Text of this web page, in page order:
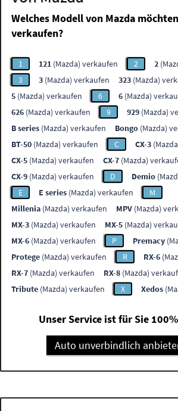
Welches Modell von Mazda
verkaufen?
1 121 (Mazda) verkaufen 2 2
3
3 (Mazda) verkaufen 323 (Mazda)
5 (Mazda) verkaufen 6 6 (Mazda)
626 (Mazda) verkaufen 9 929 (Mazda)
B series (Mazda) verkaufen Bongo (Mazda)
BT-50 (Mazda) verkaufen C CX-3
CX-5 (Mazda) verkaufen CX-7 (Mazda)
CX-9 (Mazda) verkaufen D Demio
E
E series (Mazda) verkaufen
M
Millenia (Mazda) verkaufen MPV (Mazda)
MX-3 (Mazda) verkaufen MX-5 (Mazda)
MX-6 (Mazda) verkaufen P Premacy
Protege (Mazda) verkaufen R RX-6
RX-7 (Mazda) verkaufen RX-8 (Mazda)
Tribute (Mazda) verkaufen X Xedos
Unser Service ist für Sie
Auto unverbindlich